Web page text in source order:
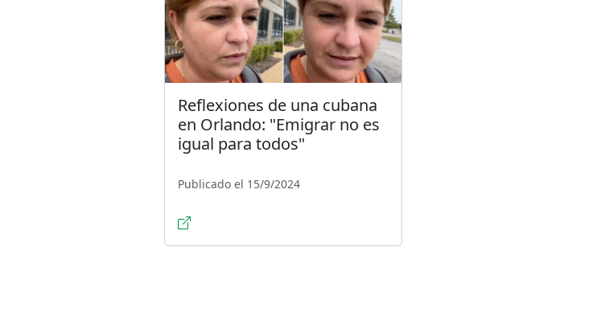
Reflexiones de una cubana
en Orlando: "Emigrar no es
igual para todos"
Publicado el 15/9/2024